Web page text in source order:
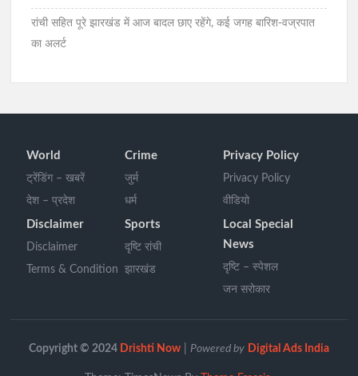
रांची सहित पूरे झारखंड में आज बादल छाए रहेंगे, कई जगह बारिश-वज्रपात
का अलर्ट
World
ट्रेंडिंग – खबरें
देश – प्रदेश
Crime
जुर्म
धर्म
Privacy Policy
Privacy Policy
वीडियो
Disclaimer
Disclaimer
Terms & Condition
Sports
दृष्टि रांची
झारखंड
Local Special
News
दृष्टि – स्पेशल
जन सरोकार
Copyright © 2024 Drishti Now| Powered by Digital Ads India